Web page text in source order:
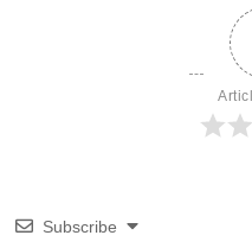
Subscribe